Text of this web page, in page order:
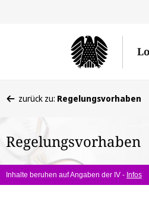
befinden
hier:
zurück zu: Regelungsvorhaben
Regelungsvorhaben
Inhalte beruhen auf Angaben der IV - Infos